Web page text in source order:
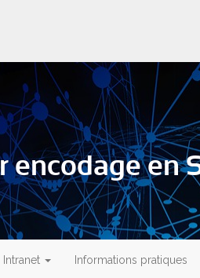
encodage en
Intranet Informations pratiques